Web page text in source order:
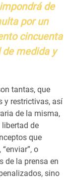
de
por un
cincuenta
medida y
tantas, que
y restrictivas, así
de la misma,
de
que
o
de la prensa en
sino